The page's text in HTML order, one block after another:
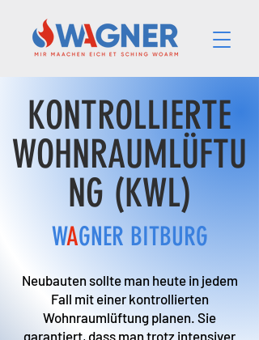
KONTROLLIERTE
WOHNRAUMLÜFTU
NG (KWL)
WAGNER BITBURG
Neubauten sollte man heute in jedem
Fall mit einer kontrollierten
Wohnraumlüftung planen. Sie
garantiert, dass man trotz intensiver